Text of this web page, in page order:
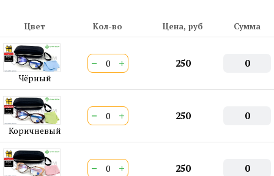
Цвет Кол-во Цена, руб Сумма
Чёрный
− + 250 0
Коричневый
− + 250 0
− + 250 0